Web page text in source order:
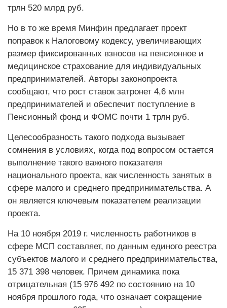
трлн 520 млрд руб.
Но в то же время Минфин предлагает проект
поправок к Налоговому кодексу, увеличивающих
размер фиксированных взносов на пенсионное и
медицинское страхование для индивидуальных
предпринимателей. Авторы законопроекта
сообщают, что рост ставок затронет 4,6 млн
предпринимателей и обеспечит поступление в
Пенсионный фонд и ФОМС почти 1 трлн руб.
Целесообразность такого подхода вызывает
сомнения в условиях, когда под вопросом остается
выполнение такого важного показателя
национального проекта, как численность занятых в
сфере малого и среднего предпринимательства. А
он является ключевым показателем реализации
проекта.
На 10 ноября 2019 г. численность работников в
сфере МСП составляет, по данным единого реестра
субъектов малого и среднего предпринимательства,
15 371 398 человек. Причем динамика пока
отрицательная (15 976 492 по состоянию на 10
ноября прошлого года, что означает сокращение